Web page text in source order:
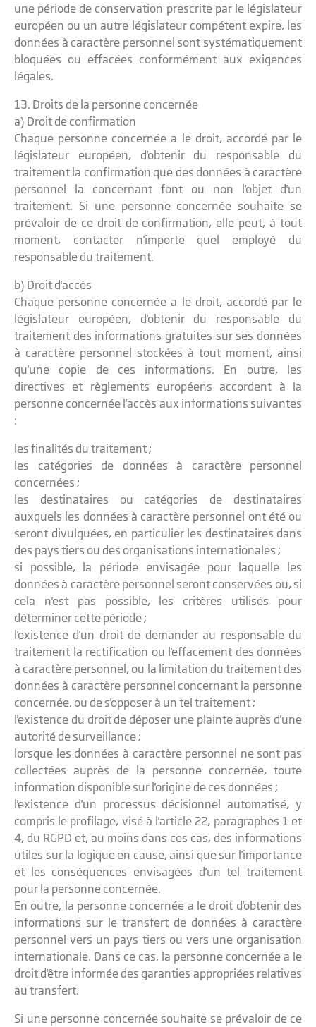
une période de conservation prescrite par le législateur
européen ou un autre législateur compétent expire, les
données à caractère personnel sont systématiquement
bloquées ou effacées conformément aux exigences
légales.
13. Droits de la personne concernée
a) Droit de confirmation
Chaque personne concernée a le droit, accordé par le
législateur européen, d'obtenir du responsable du
traitement la confirmation que des données à caractère
personnel la concernant font ou non l'objet d'un
traitement. Si une personne concernée souhaite se
prévaloir de ce droit de confirmation, elle peut, à tout
moment, contacter n'importe quel employé du
responsable du traitement.
b) Droit d'accès
Chaque personne concernée a le droit, accordé par le
législateur européen, d'obtenir du responsable du
traitement des informations gratuites sur ses données
à caractère personnel stockées à tout moment, ainsi
qu'une copie de ces informations. En outre, les
directives et règlements européens accordent à la
personne concernée l'accès aux informations suivantes
:
les finalités du traitement ;
les catégories de données à caractère personnel
concernées ;
les destinataires ou catégories de destinataires
auxquels les données à caractère personnel ont été ou
seront divulguées, en particulier les destinataires dans
des pays tiers ou des organisations internationales ;
si possible, la période envisagée pour laquelle les
données à caractère personnel seront conservées ou, si
cela n'est pas possible, les critères utilisés pour
déterminer cette période ;
l'existence d'un droit de demander au responsable du
traitement la rectification ou l'effacement des données
à caractère personnel, ou la limitation du traitement des
données à caractère personnel concernant la personne
concernée, ou de s'opposer à un tel traitement ;
l'existence du droit de déposer une plainte auprès d'une
autorité de surveillance ;
lorsque les données à caractère personnel ne sont pas
collectées auprès de la personne concernée, toute
information disponible sur l'origine de ces données ;
l'existence d'un processus décisionnel automatisé, y
compris le profilage, visé à l'article 22, paragraphes 1 et
4, du RGPD et, au moins dans ces cas, des informations
utiles sur la logique en cause, ainsi que sur l'importance
et les conséquences envisagées d'un tel traitement
pour la personne concernée.
En outre, la personne concernée a le droit d'obtenir des
informations sur le transfert de données à caractère
personnel vers un pays tiers ou vers une organisation
internationale. Dans ce cas, la personne concernée a le
droit d'être informée des garanties appropriées relatives
au transfert.
Si une personne concernée souhaite se prévaloir de ce